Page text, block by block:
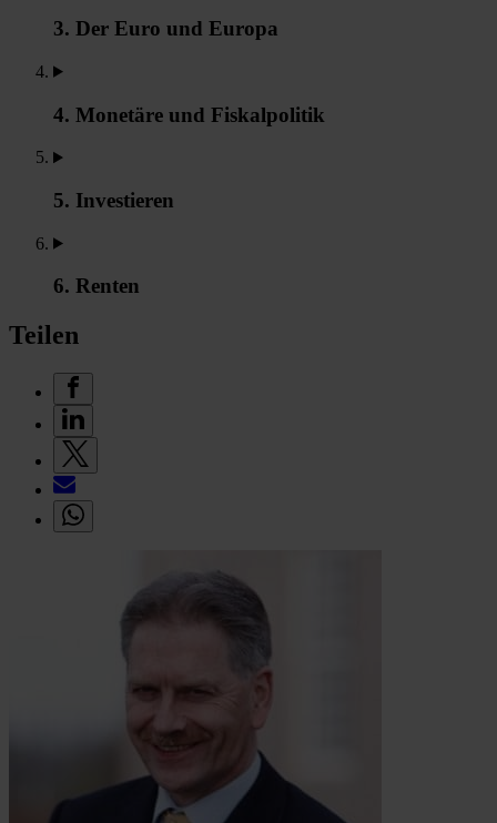
3. Der Euro und Europa
4. Monetäre und Fiskalpolitik
5. Investieren
6. Renten
Teilen